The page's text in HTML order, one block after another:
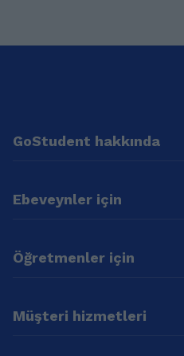
GoStudent hakkında
Ebeveynler için
Öğretmenler için
Müşteri hizmetleri